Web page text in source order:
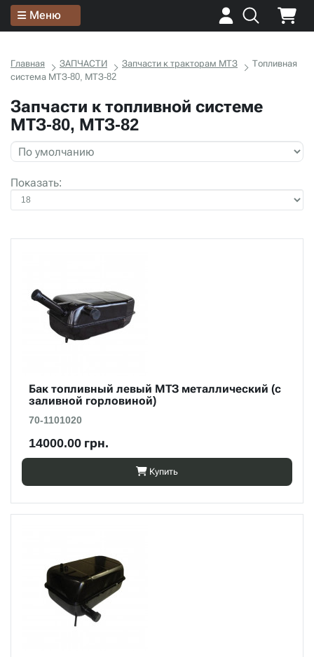
Меню
Главная ЗАПЧАСТИ Запчасти к тракторам МТЗ
Топливная
система МТЗ-80, МТЗ-82
Запчасти к топливной системе
МТЗ-80, МТЗ-82
Показать:
Бак топливный левый МТЗ металлический (с
заливной горловиной)
70-1101020
14000.00 грн.
Купить